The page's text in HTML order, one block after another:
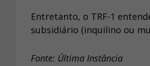
Entretanto, o TRF-1
subsidiário (inquilino ou
Fonte: Última Instância